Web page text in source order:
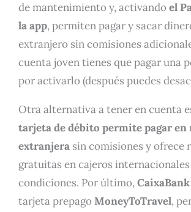
de mantenimiento y, activandoel
la app, permiten pagar y sacar
extranjero sin comisiones
cuenta joven tienes que pagar una
por activarlo (después puedes
Otra alternativa a tener en cuenta
tarjeta de débito permite pagar en
extranjera sin comisiones y ofrece
gratuitas en cajeros
condiciones. Por último,CaixaBank
tarjeta prepagoMoneyToTravel,